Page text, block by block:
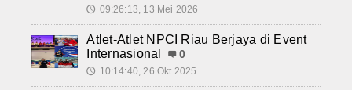
🕔 09:26:13, 13 Mei 2026
Atlet-Atlet NPCI Riau Berjaya di Event
Internasional
0
🕔 10:14:40, 26 Okt 2025